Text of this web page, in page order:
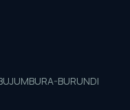
BURUNDI